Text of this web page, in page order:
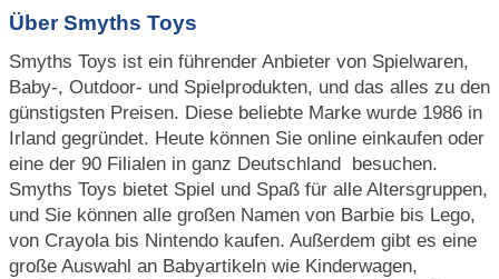
Über Smyths Toys
Smyths Toys ist ein führender Anbieter von Spielwaren,
Baby-, Outdoor- und Spielprodukten, und das alles zu den
günstigsten Preisen. Diese beliebte Marke wurde 1986 in
Irland gegründet. Heute können Sie online einkaufen oder
eine der 90 Filialen in ganz Deutschland besuchen.
Smyths Toys bietet Spiel und Spaß für alle Altersgruppen,
und Sie können alle großen Namen von Barbie bis Lego,
von Crayola bis Nintendo kaufen. Außerdem gibt es eine
große Auswahl an Babyartikeln wie Kinderwagen,